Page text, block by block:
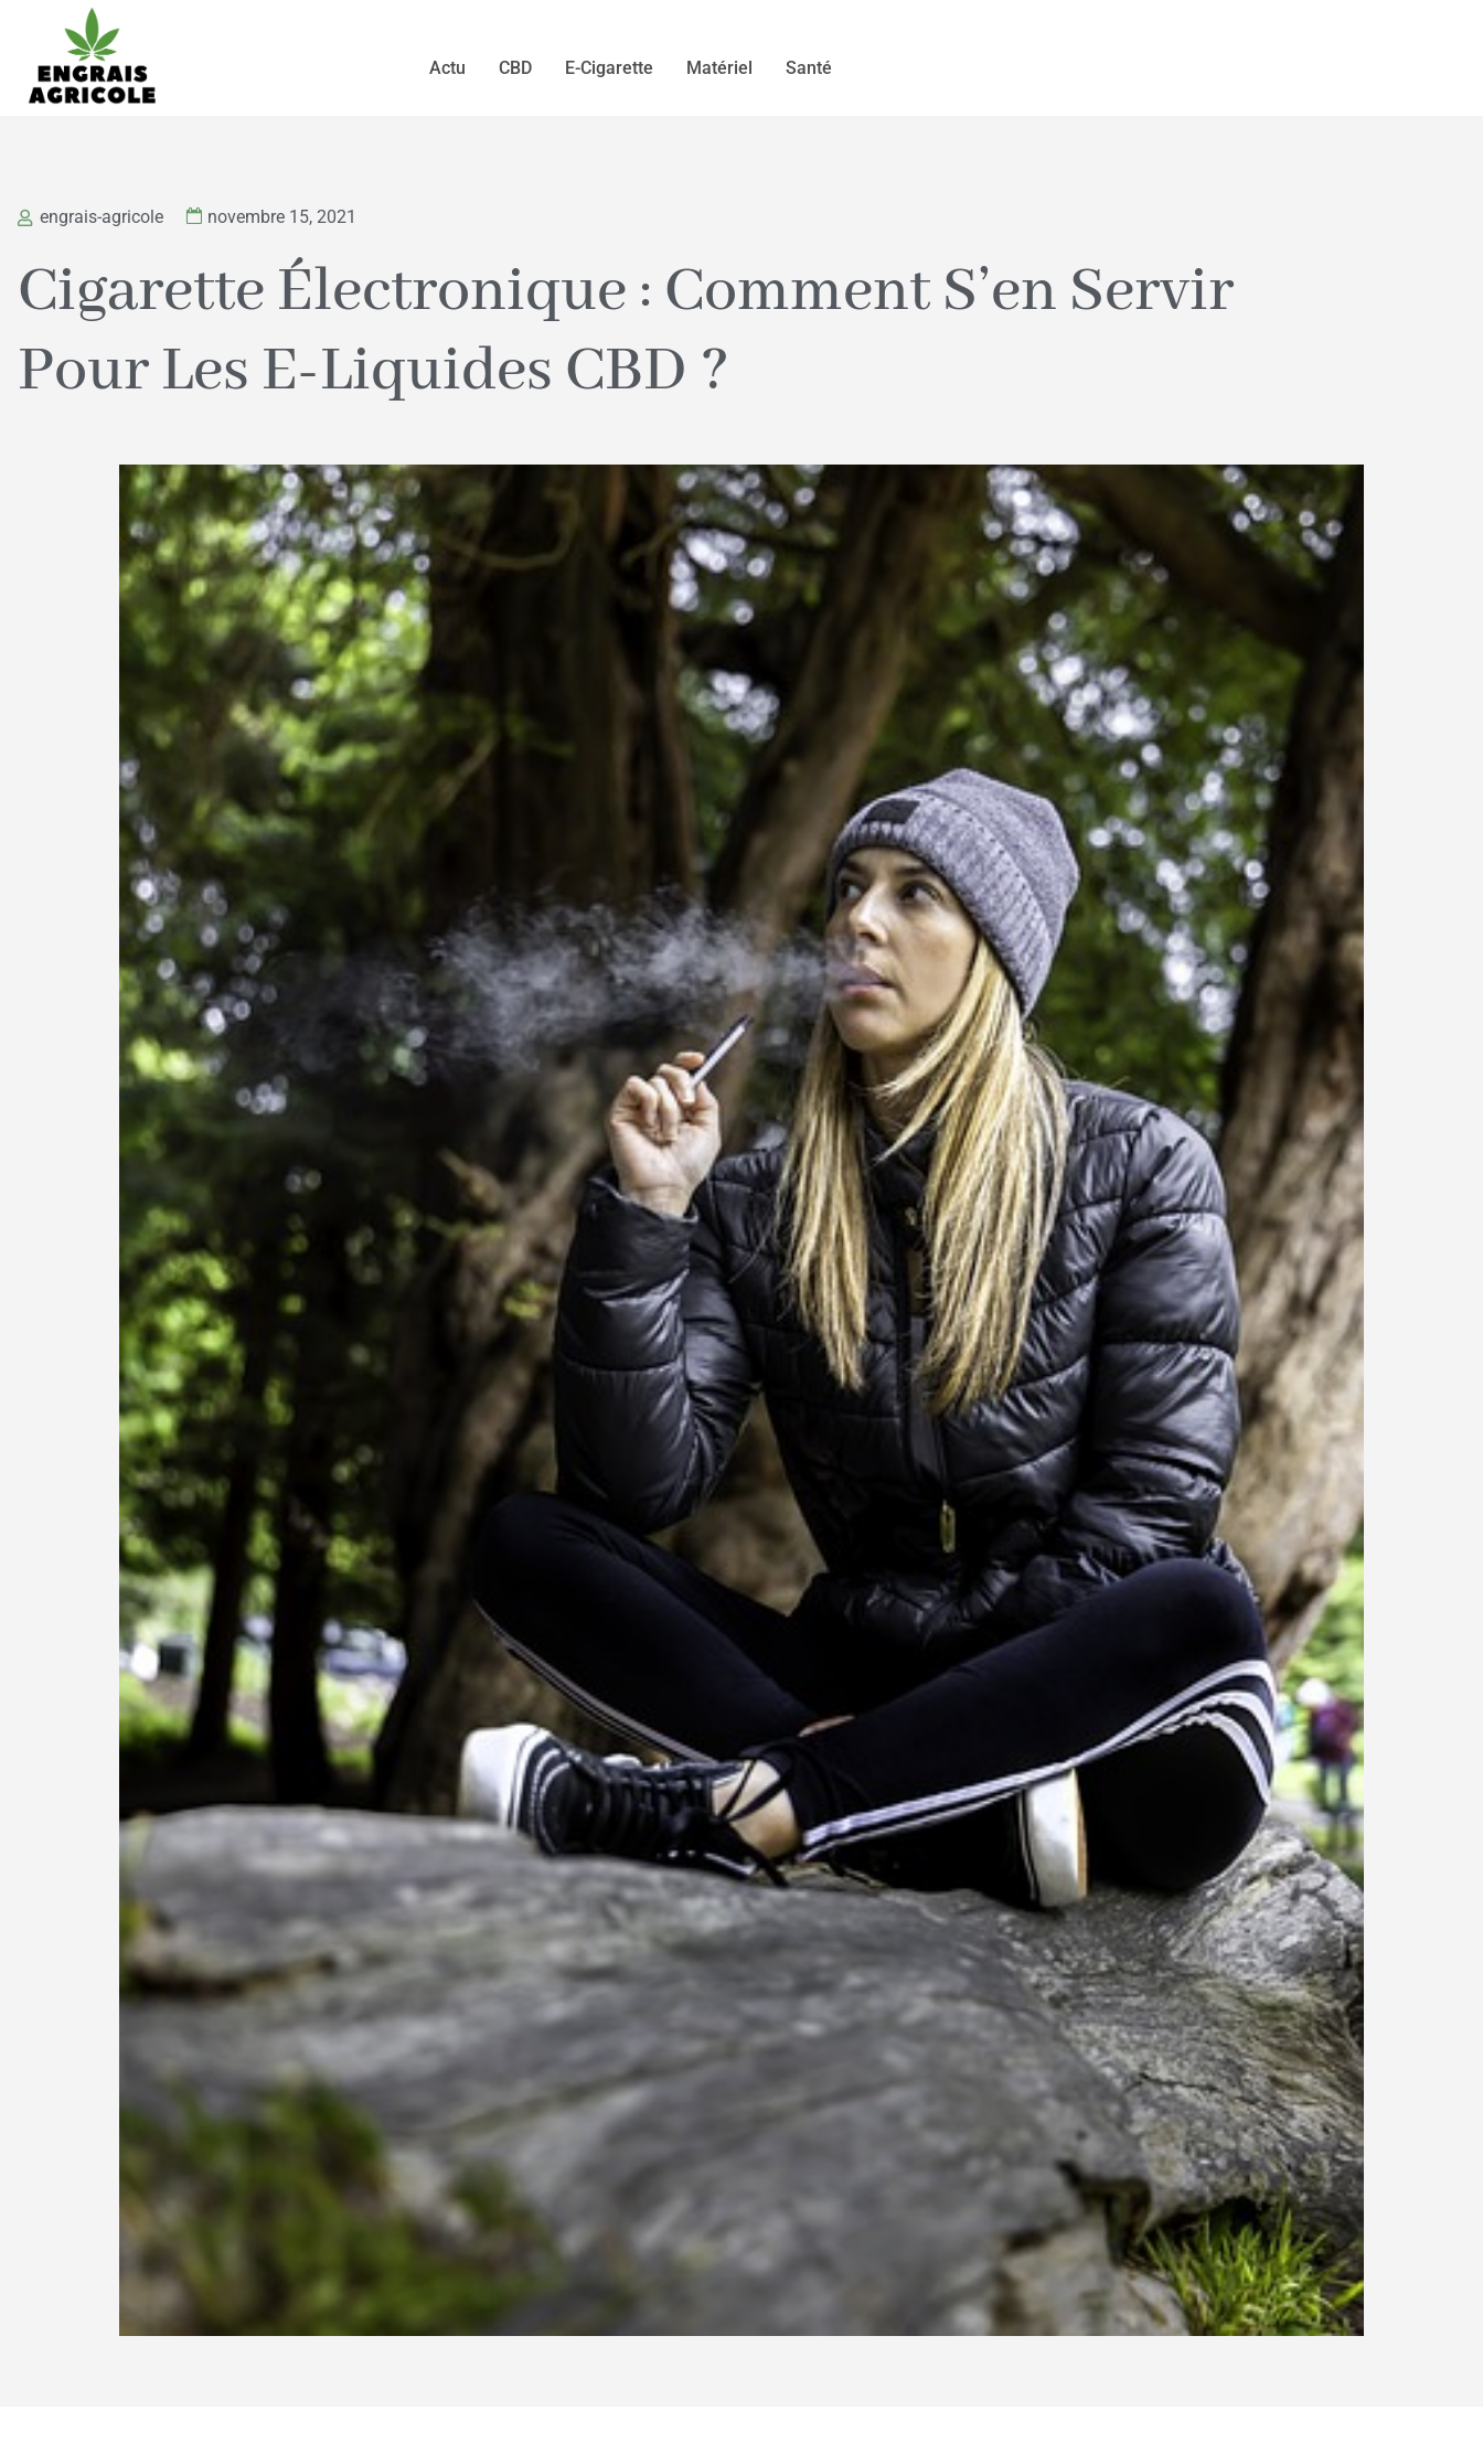
Actu CBD E-Cigarette Matériel Santé
engrais-agricole novembre 15, 2021
Cigarette Électronique : Comment S’en Servir
Pour Les E-Liquides CBD ?